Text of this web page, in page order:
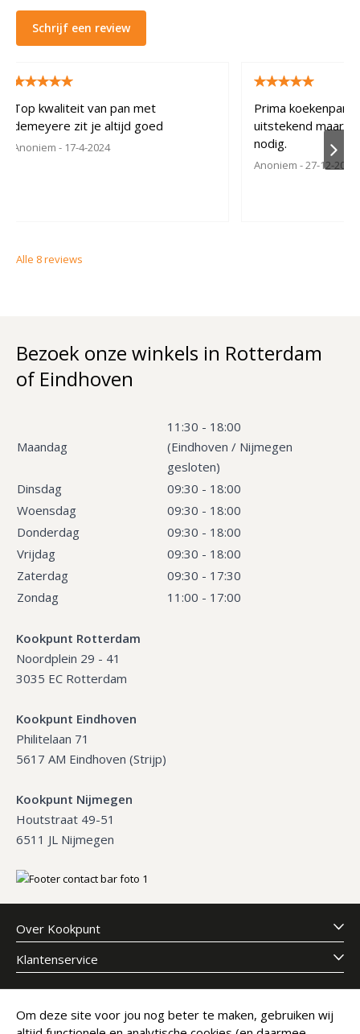
Schrijf een review
Top kwaliteit van pan met
demeyere zit je altijd goed
Anoniem - 17-4-2024
Prima koekenpan,
uitstekend maar
nodig.
Anoniem- 27-12-2023
Alle 8reviews
Bezoek onze winkels in Rotterdam
of Eindhoven
Maandag
11:30 - 18:00
(Eindhoven / Nijmegen
gesloten)
Dinsdag
09:30 - 18:00
Woensdag
09:30 - 18:00
Donderdag
09:30 - 18:00
Vrijdag
09:30 - 18:00
Zaterdag
09:30 - 17:30
Zondag
11:00 - 17:00
Kookpunt Rotterdam
Noordplein 29 - 41
3035 EC Rotterdam
Kookpunt Eindhoven
Philitelaan 71
5617 AM Eindhoven (Strijp)
Kookpunt Nijmegen
Houtstraat 49-51
6511 JL Nijmegen
Over Kookpunt
Klantenservice
Meld je aan voor onze nieuwsbrief
Om deze site voor jou nog beter te maken, gebruiken wij